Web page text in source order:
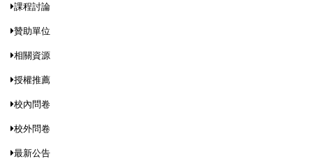
課程討論
贊助單位
相關資源
授權推薦
校內問卷
校外問卷
最新公告